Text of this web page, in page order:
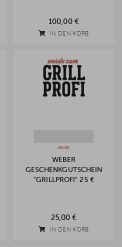
100,00 €
IN DEN KORB
WEBER
GESCHENKGUTSCHEIN
"GRILLPROFI" 25 €
25,00 €
IN DEN KORB